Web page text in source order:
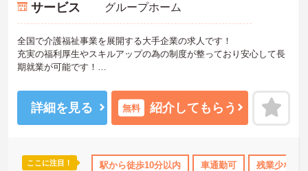
日以上 資格取得サポート 研修制度あり ボーナス・賞与あり
サービス グループホーム
全国で介護福祉事業を展開する大手企業の求人です！
充実の福利厚生やスキルアップの為の制度が整っており安心して長
期就業が可能です！
すのでお気軽にご相談ください。
詳細を見る 無料 紹介してもらう
ここに注目！ 駅から徒歩10分以内 車通勤可 残業少なめ